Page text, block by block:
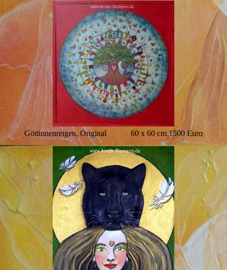
Göttinnenreigen, Original 60 x 60 cm 1500 Euro